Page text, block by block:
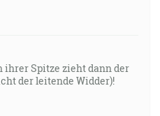
ihrer Spitze zieht dann der
der leitende Widder)!